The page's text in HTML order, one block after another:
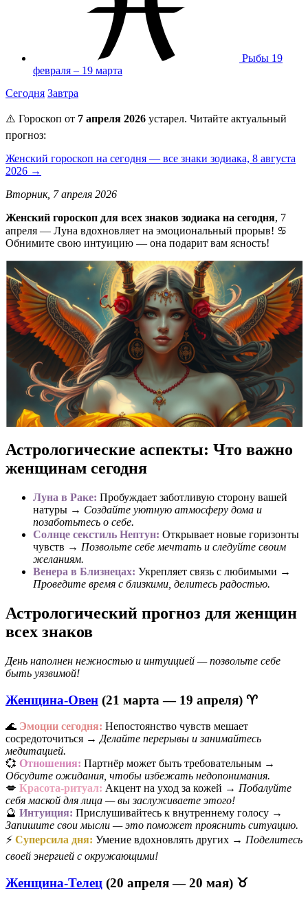
Рыбы 19
февраля – 19 марта
Сегодня Завтра
⚠️ Гороскоп от 7 апреля 2026 устарел. Читайте актуальный
прогноз:
Женский гороскоп на сегодня — все знаки зодиака, 8 августа
2026 →
Вторник, 7 апреля 2026
Женский гороскоп для всех знаков зодиака на сегодня, 7
апреля — Луна вдохновляет на эмоциональный прорыв! ♋
Обнимите свою интуицию — она подарит вам ясность!
Астрологические аспекты: Что важно
женщинам сегодня
Луна в Раке: Пробуждает заботливую сторону вашей
натуры → Создайте уютную атмосферу дома и
позаботьтесь о себе.
Солнце секстиль Нептун: Открывает новые горизонты
чувств → Позвольте себе мечтать и следуйте своим
желаниям.
Венера в Близнецах: Укрепляет связь с любимыми →
Проведите время с близкими, делитесь радостью.
Астрологический прогноз для женщин
всех знаков
День наполнен нежностью и интуицией — позвольте себе
быть уязвимой!
Женщина-Овен (21 марта — 19 апреля) ♈
🌊 Эмоции сегодня: Непостоянство чувств мешает
сосредоточиться →Делайте перерывы и занимайтесь
медитацией.
💞 Отношения: Партнёр может быть требовательным →
Обсудите ожидания, чтобы избежать недопонимания.
💋 Красота-ритуал: Акцент на уход за кожей → Побалуйте
себя маской для лица — вы заслуживаете этого!
🔮 Интуиция: Прислушивайтесь к внутреннему голосу →
Запишите свои мысли — это поможет прояснить ситуацию.
⚡ Суперсила дня: Умение вдохновлять других → Поделитесь
своей энергией с окружающими!
Женщина-Телец (20 апреля — 20 мая) ♉